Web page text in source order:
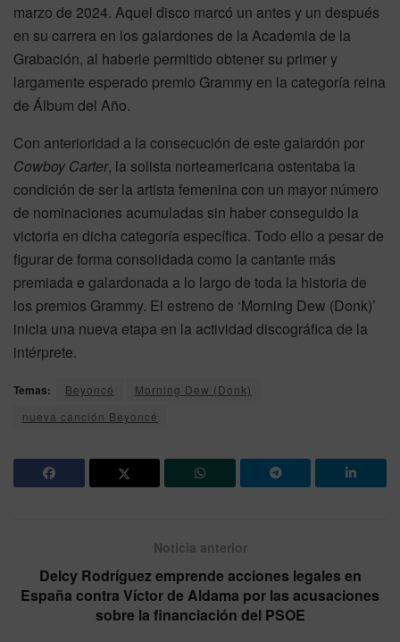
marzo de 2024. Aquel disco marcó un antes y un después
en su carrera en los galardones de la Academia de la
Grabación, al haberle permitido obtener su primer y
largamente esperado premio Grammy en la categoría reina
de Álbum del Año.
Con anterioridad a la consecución de este galardón por
Cowboy Carter, la solista norteamericana ostentaba la
condición de ser la artista femenina con un mayor número
de nominaciones acumuladas sin haber conseguido la
victoria en dicha categoría específica. Todo ello a pesar de
figurar de forma consolidada como la cantante más
premiada e galardonada a lo largo de toda la historia de
los premios Grammy. El estreno de ‘Morning Dew (Donk)’
inicia una nueva etapa en la actividad discográfica de la
intérprete.
Temas: Beyoncé
Morning Dew (Donk)
nueva canción Beyoncé
Noticia anterior
Delcy Rodríguez emprende acciones legales en
España contra Víctor de Aldama por las acusaciones
sobre la financiación del PSOE